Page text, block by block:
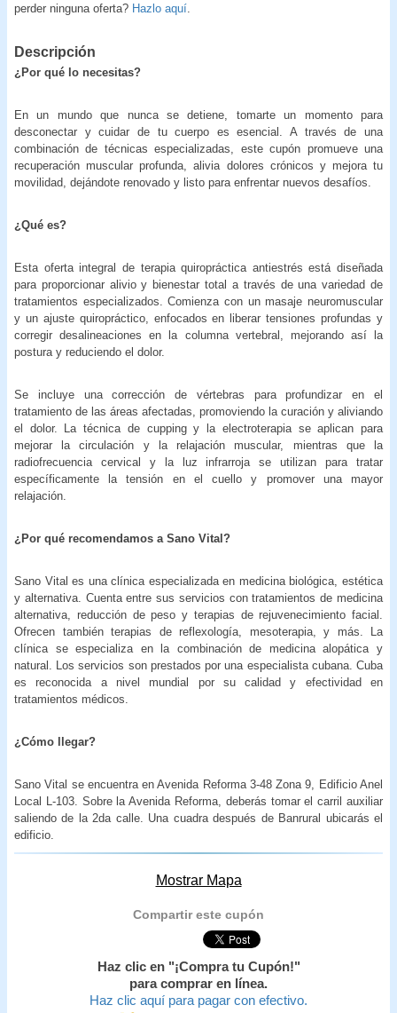
perder ninguna oferta? Hazlo aquí
Descripción
¿Por qué lo necesitas?
En un mundo que nunca se detiene, tomarte un momento para
desconectar y cuidar de tu cuerpo es esencial. A través de una
combinación de técnicas especializadas, este cupón promueve una
recuperación muscular profunda, alivia dolores crónicos y mejora tu
movilidad, dejándote renovado y listo para enfrentar nuevos desafíos.
¿Qué es?
Esta oferta integral de terapia quiropráctica antiestrés está diseñada
para proporcionar alivio y bienestar total a través de una variedad de
tratamientos especializados. Comienza con un masaje neuromuscular
y un ajuste quiropráctico, enfocados en liberar tensiones profundas y
corregir desalineaciones en la columna vertebral, mejorando así la
postura y reduciendo el dolor.
Se incluye una corrección de vértebras para profundizar en el
tratamiento de las áreas afectadas, promoviendo la curación y aliviando
el dolor. La técnica de cupping y la electroterapia se aplican para
mejorar la circulación y la relajación muscular, mientras que la
radiofrecuencia cervical y la luz infrarroja se utilizan para tratar
específicamente la tensión en el cuello y promover una mayor
relajación.
¿Por qué recomendamos a Sano Vital?
Sano Vital es una clínica especializada en medicina biológica, estética
y alternativa. Cuenta entre sus servicios con tratamientos de medicina
alternativa, reducción de peso y terapias de rejuvenecimiento facial.
Ofrecen también terapias de reflexología, mesoterapia, y más. La
clínica se especializa en la combinación de medicina alopática y
natural. Los servicios son prestados por una especialista cubana. Cuba
es reconocida a nivel mundial por su calidad y efectividad en
tratamientos médicos.
¿Cómo llegar?
Sano Vital se encuentra en Avenida Reforma 3-48 Zona 9, Edificio Anel
Local L-103. Sobre la Avenida Reforma, deberás tomar el carril auxiliar
saliendo de la 2da calle. Una cuadra después de Banrural ubicarás el
edificio.
Mostrar Mapa
Compartir este cupón
Haz clic en "¡Compra tu Cupón!"
para comprar en línea.
Haz clic aquí para pagar con efectivo.